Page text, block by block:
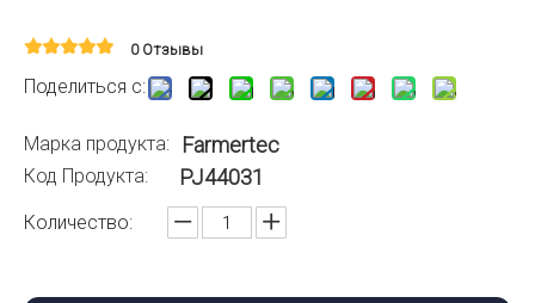
0 Отзывы
Поделиться с:
Марка продукта: Farmertec
Код Продукта: PJ44031
Количество: